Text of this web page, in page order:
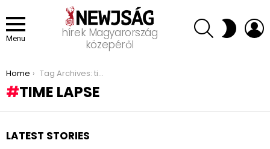
Menu
hírek Magyarország
közepéről
SEARCH SWITCH
SKIN
You are here:
Home Tag Archives: time lapse
TIME LAPSE
LATEST STORIES